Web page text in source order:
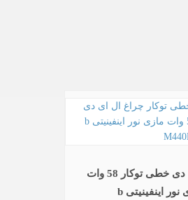
چراغ ال ای دی خطی توکار 58 وات
مازی نور اینفینیتی b